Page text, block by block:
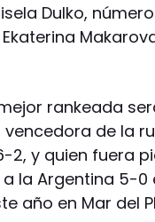
Dulko,
rankeada
de la
y quien fuera
la Argentina 5-0
año en Mar del